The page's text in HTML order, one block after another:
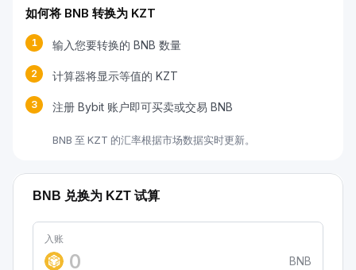
如何将 BNB 转换为 KZT
1 输入您要转换的 BNB 数量
2 计算器将显示等值的 KZT
3 注册 Bybit 账户即可买卖或交易 BNB
BNB 至 KZT 的汇率根据市场数据实时更新。
BNB 兑换为 KZT 试算
入账
BNB